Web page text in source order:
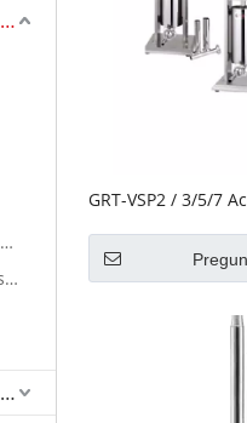
1.1 Máquina de proceso de carne
6.Poultry Plucker / queso rallador
Máquina de mezclador / bolas de carne
Máquina de proceso de verduras
GRT-VSP2 / 3/5/7